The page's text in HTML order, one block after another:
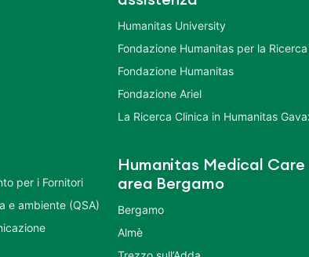
per i Fornitori
e ambiente (QSA)
Humanitas University
Fondazione Humanitas per la Ricerca
Fondazione Humanitas
Fondazione Ariel
La Ricerca Clinica in Humanitas
Humanitas Medical Care
area Bergamo
Bergamo
Almè